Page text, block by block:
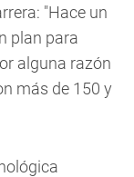
"Hace un
plan para
alguna razón
más de 150 y